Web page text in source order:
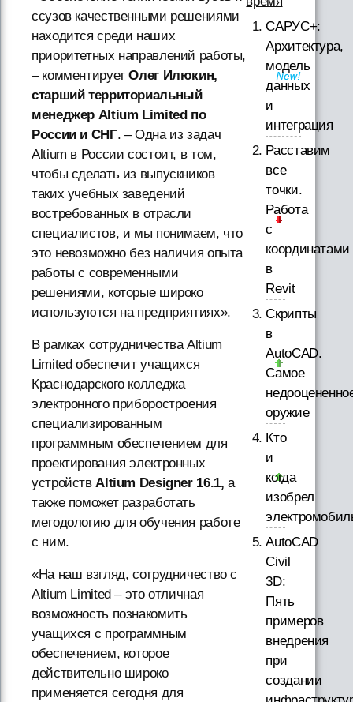
ссузов качественными решениями
находится среди наших
приоритетных направлений работы,
– комментируетОлег Илюкин,
старший территориальный
менеджер Altium Limited по
России и СНГ. – Одна из задач
Altium в России состоит, в том,
чтобы сделать из выпускников
таких учебных заведений
востребованных в отрасли
специалистов, и мы понимаем, что
это невозможно без наличия опыта
работы с современными
решениями, которые широко
используются на предприятиях».
В рамках сотрудничества Altium
Limited обеспечит учащихся
Краснодарского колледжа
электронного приборостроения
специализированным
программным обеспечением для
проектирования электронных
устройствAltium Designer 16.1, а
также поможет разработать
методологию для обучения работе
с ним.
«На наш взгляд, сотрудничество с
Altium Limited – это отличная
возможность познакомить
учащихся с программным
обеспечением, которое
действительно широко
применяется сегодня для
САРУС+:
Архитектура,
модель
данных
и
интеграция
Расставим
все
точки.
Работа
с
координатами
в
Revit
Скрипты
в
AutoCAD.
Самое
оружие
Кто
и
когда
изобрел
AutoCAD
Civil
3D:
Пять
примеров
внедрения
при
создании